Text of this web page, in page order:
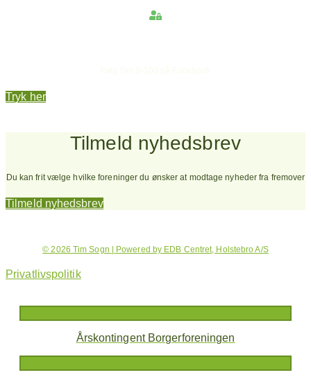
Tryk her
Tilmeld nyhedsbrev
Du kan frit vælge hvilke foreninger du ønsker at modtage nyheder fra fremover
Tilmeld nyhedsbrev
© 2026 Tim Sogn | Powered by EDB Centret, Holstebro A/S
Privatlivspolitik
Årskontingent Borgerforeningen